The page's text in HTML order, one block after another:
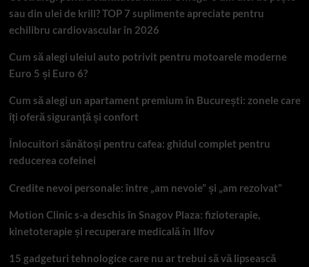
sau din ulei de krill? TOP 7 suplimente apreciate pentru
echilibru cardiovascular în 2026
Cum să alegi uleiul auto potrivit pentru motoarele moderne
Euro 5 și Euro 6?
Cum să alegi un apartament premium în București: zonele care
îți oferă siguranță și confort
Înlocuitori sănătoși pentru cafea: ghidul complet pentru
reducerea cofeinei
Credite nevoi personale: între „am nevoie” și „am rezolvat”
Motion Clinic s-a deschis în Snagov Plaza: fizioterapie,
kinetoterapie și recuperare medicală în Ilfov
15 gadgeturi tehnologice care nu ar trebui să vă lipsească